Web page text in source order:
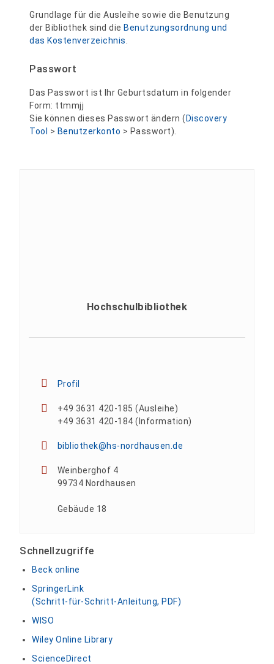
Grundlage für die Ausleihe sowie die Benutzung
der Bibliothek sind die Benutzungsordnung und
das Kostenverzeichnis
Passwort
Das Passwort ist Ihr Geburtsdatum in folgender
Form: ttmmjj
Sie können dieses Passwort ändern ( Discovery
Tool
> Benutzerkonto > Passwort).
Hochschulbibliothek
Profil
+49 3631 420-185 (Ausleihe)
+49 3631 420-184 (Information)
bibliothek@hs-nordhausen.de
Weinberghof 4
99734 Nordhausen
Gebäude 18
Schnellzugriffe
Beck online
SpringerLink
(Schritt-für-Schritt-Anleitung, PDF)
WISO
Wiley Online Library
ScienceDirect